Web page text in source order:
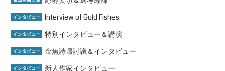
インタビュー Interview of Gold Fishes
インタビュー 特別インタビュー＆講演
インタビュー 金魚詩壇討議＆インタビュー
インタビュー 新人作家インタビュー